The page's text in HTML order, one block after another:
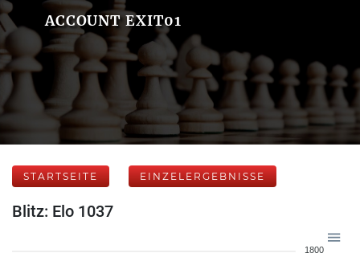
ACCOUNT EXIT01
STARTSEITE EINZELERGEBNISSE
Blitz: Elo 1037
1800